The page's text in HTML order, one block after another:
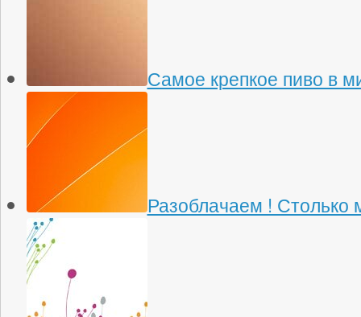
Самое крепкое пиво в
Разоблачаем ! Столько